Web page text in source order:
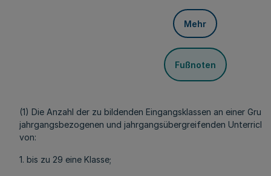
Mehr
Fußnoten
(1) Die Anzahl der zu bildenden Eingangsklassen an einer
jahrgangsbezogenen und jahrgangsübergreifenden Unterricht
von:
1. bis zu 29 eine Klasse;